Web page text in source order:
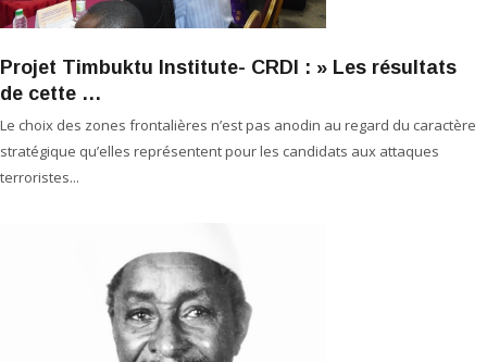
Projet Timbuktu Institute- CRDI : » Les résultats
de cette …
Le choix des zones frontalières n’est pas anodin au regard du caractère
stratégique qu’elles représentent pour les candidats aux attaques
terroristes...